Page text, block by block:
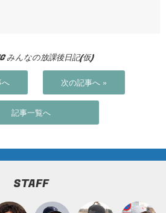
みんなの放課後日記(仮)
へ 次の記事へ »
記事一覧へ
STAFF